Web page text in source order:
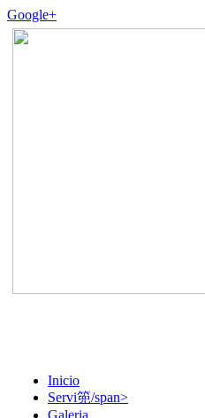
Google+
Inicio
Servi篼/span>
Galeria